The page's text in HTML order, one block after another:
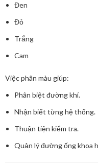
Đen
Đỏ
Trắng
Cam
Việc phân màu giúp:
Phân biệt đường khí.
Nhận biết từng hệ thống.
Thuận tiện kiểm tra.
Quản lý đường ống khoa